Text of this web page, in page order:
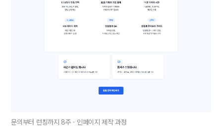
문의부터 런칭까지 8주 · 인페이지 제작 과정